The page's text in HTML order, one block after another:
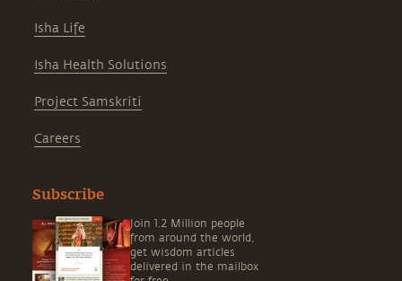
Isha Life
Isha Health Solutions
Project Samskriti
Careers
Subscribe
Join 1.2 Million people
from around the world,
get wisdom articles
delivered in the mailbox